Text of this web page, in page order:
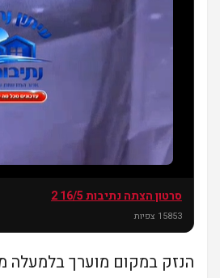
חדשו
סרטון הצתה נתיבות 16/5 2
15853 צפיות
הנזק במקום מוערך בלמעלה